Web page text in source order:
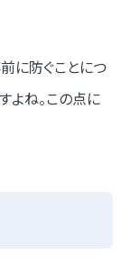
に防ぐことにつ
よね。この点に